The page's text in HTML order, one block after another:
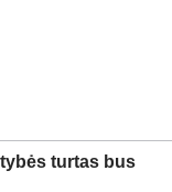
turtas bus